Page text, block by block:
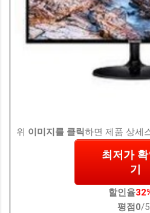
위 이미지를 클릭하면 제품 상세
최저가
기
할인율
평점 0/